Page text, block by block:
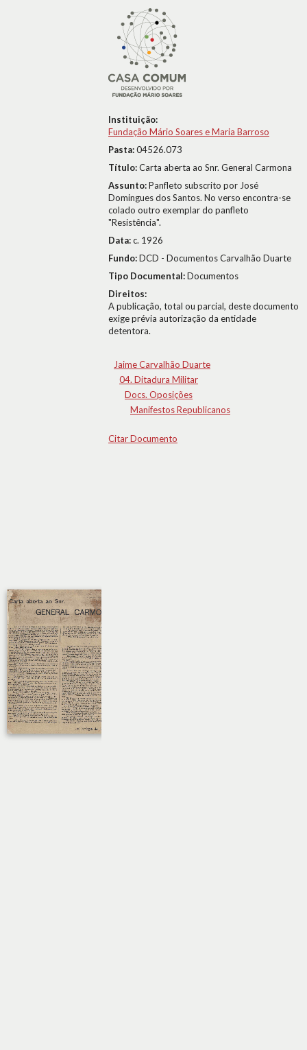
Instituição:
Fundação Mário Soares e Maria Barroso
Pasta:04526.073
Título:Carta aberta ao Snr. General Carmona
Assunto:Panfleto subscrito por José
Domingues dos Santos. No verso encontra-se
colado outro exemplar do panfleto
"Resistência".
Data:c. 1926
Fundo:DCD - Documentos Carvalhão Duarte
Tipo Documental:Documentos
Direitos:
A publicação, total ou parcial, deste documento
exige prévia autorização da entidade
detentora.
Jaime Carvalhão Duarte
04. Ditadura Militar
Docs. Oposições
Manifestos Republicanos
Citar Documento